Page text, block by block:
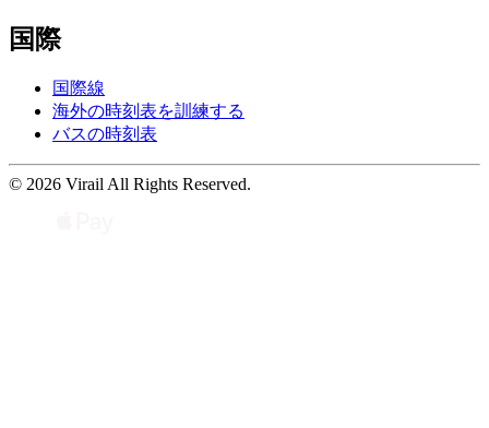
国際
国際線
海外の時刻表を訓練する
バスの時刻表
© 2026 Virail All Rights Reserved.